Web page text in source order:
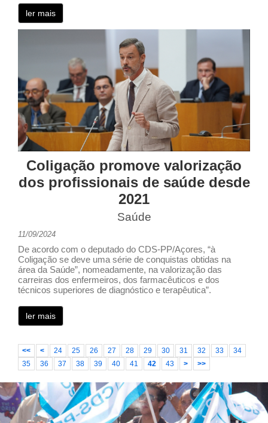
ler mais
Coligação promove valorização
dos profissionais de saúde desde
2021
Saúde
11/09/2024
De acordo com o deputado do CDS-PP/Açores, “à
Coligação se deve uma série de conquistas obtidas na
área da Saúde”, nomeadamente, na valorização das
carreiras dos enfermeiros, dos farmacêuticos e dos
técnicos superiores de diagnóstico e terapêutica”.
ler mais
<< < 24 25 26 27 28 29 30 31 32 33
34
35
36 37 38 39 40 41 42 43 > >>